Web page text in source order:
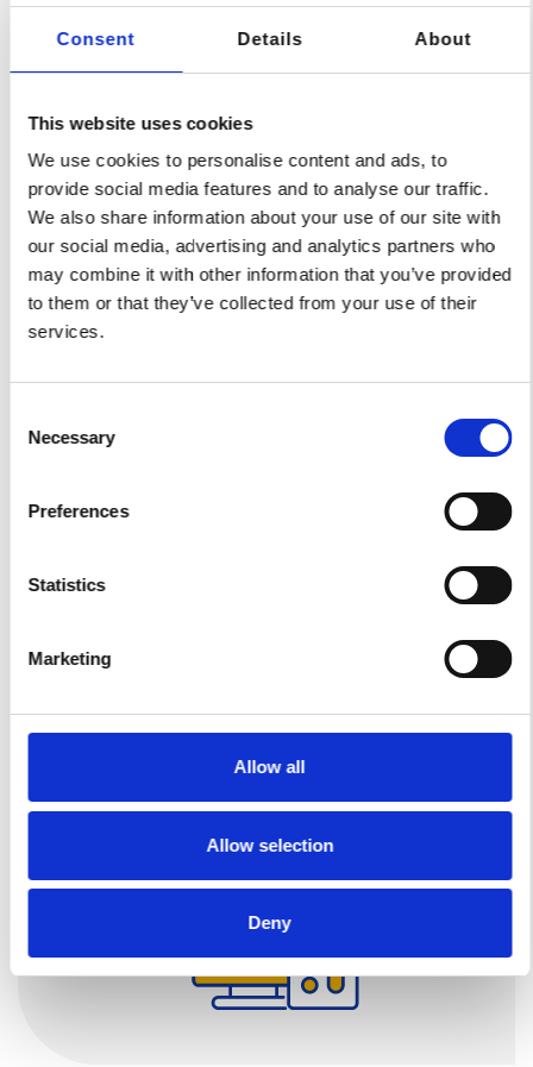
Consent Details About
This website uses cookies
We use cookies to personalise content and ads, to
provide social media features and to analyse our traffic.
We also share information about your use of our site with
our social media, advertising and analytics partners who
may combine it with other information that you’ve provided
to them or that they’ve collected from your use of their
services.
Selection
Necessary
Preferences
Statistics
Marketing
Allow all
Allow selection
Deny
Comprenez les facteurs qui influencent le calendrier
d’un projet et comment vous pouvez optimiser les
Voir le guide
Gestion des délais
Guide des prix